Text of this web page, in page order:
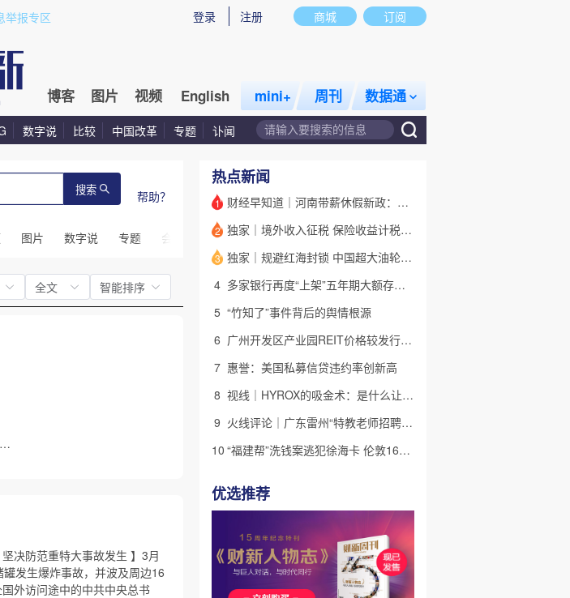
商城 订阅
登录 注册
举报专区
博客 图片 视频 English mini+ 周刊 数据通
数字说 比较 中国改革 专题 讣闻
搜索 帮助？
图片 数字说 专题 会议 话题 特别呈现 私房课
全文 智能排序
决防范重特大事故发生 】3月
罐发生爆炸事故，并波及周边16
外访问途中的中共中央总书
热点新闻
1 财经早知道｜河南带薪休假新政：领导干部带头，全员应休尽休
2 独家｜境外收入征税 保险收益计税详解(含视频)
3
独家｜规避红海封锁 中国超大油轮停靠埃及绕行非洲
4
多家银行再度“上架”五年期大额存单 有何考量？(含视频)
5 “竹知了”事件背后的舆情根源
6
广州开发区产业园REIT价格较发行价“腰斩” 底层资产出租率降至67%
7 惠誉：美国私募信贷违约率创新高
8
视线｜HYROX的吸金术：是什么让中产们甘心“花钱找虐”？
9
火线评论｜广东雷州“特教老师招聘违规”很雷，仍有诸多疑点
10
“福建帮”洗钱案逃犯徐海卡 伦敦16套房拟被英国没收(含视频)
优选推荐